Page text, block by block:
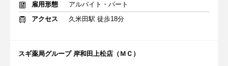
雇用形態
アルバイト・パート
アクセス
久米田駅 徒歩18分
スギ薬局グループ 岸和田上松店（ＭＣ）